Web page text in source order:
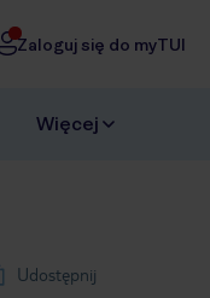
Zaloguj się do myTUI
Więcej
Udostępnij